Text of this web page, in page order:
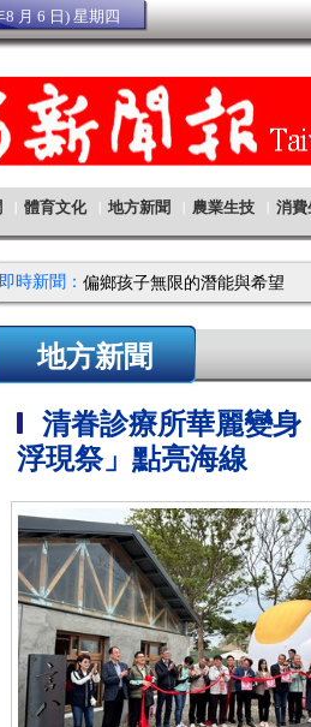
即時新聞：
地方新聞
清眷診療所華麗變身
浮現祭」點亮海線